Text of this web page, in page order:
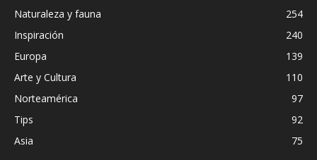
Naturaleza y fauna
254
Inspiración
240
Europa
139
Arte y Cultura
110
Norteamérica
97
Tips
92
Asia
75